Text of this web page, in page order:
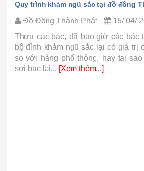
Quy trình khảm ngũ sắc tại đồ đồng
Đồ Đồng Thành Phát
15/ 04/
Thưa các bác, đã bao giờ các bác
bộ đỉnh khảm ngũ sắc lại có giá trị
so với hàng phổ thông, hay tại
sợi bạc lại... [Xem thêm...]